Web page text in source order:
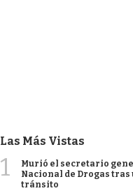
Las Más Vistas
1
Murió el secretario
Nacional de Drogas
tránsito